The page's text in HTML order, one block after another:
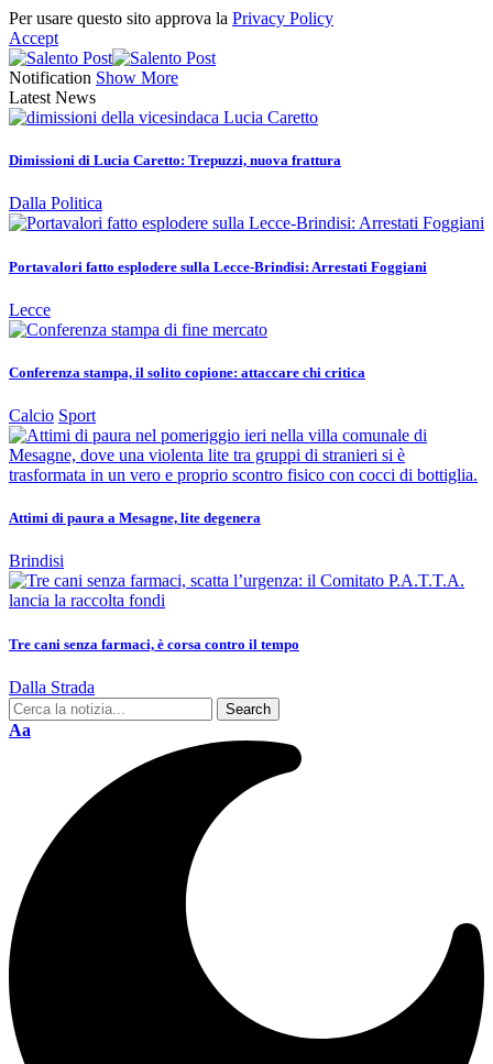
Per usare questo sito approva la Privacy Policy
Accept
Notification Show More
Latest News
Dimissioni di Lucia Caretto: Trepuzzi, nuova frattura
Dalla Politica
Portavalori fatto esplodere sulla Lecce-Brindisi: Arrestati Foggiani
Lecce
Conferenza stampa, il solito copione: attaccare chi critica
Calcio Sport
Attimi di paura a Mesagne, lite degenera
Brindisi
Tre cani senza farmaci, è corsa contro il tempo
Dalla Strada
Aa